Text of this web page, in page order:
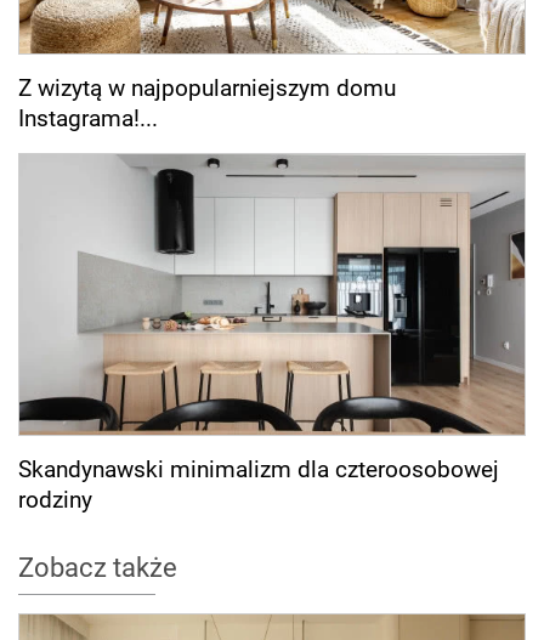
Z wizytą w najpopularniejszym domu
Instagrama!...
Skandynawski minimalizm dla czteroosobowej
rodziny
Zobacz także